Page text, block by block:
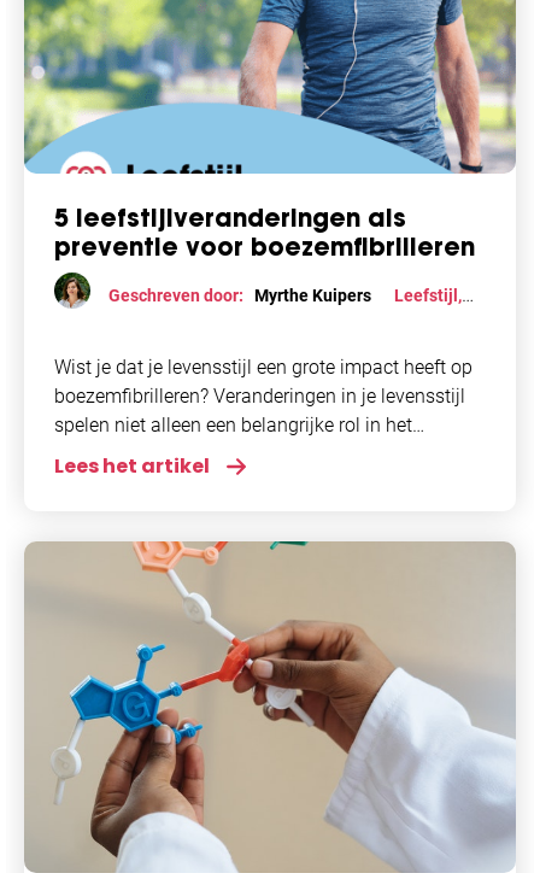
5 leefstijlveranderingen als
preventie voor boezemfibrilleren
Geschreven door: Myrthe Kuipers Leefstijl,
Wist je dat je levensstijl een grote impact heeft op
boezemfibrilleren? Veranderingen in je levensstijl
spelen niet alleen een belangrijke rol in het
voorkomen van boezemfibrilleren, maar
Lees het artikel